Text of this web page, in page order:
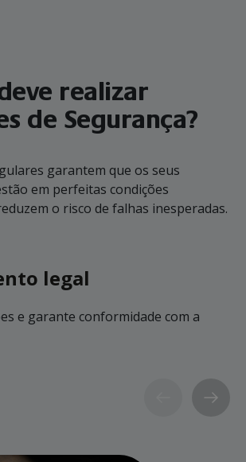
realizar
de Segurança?
garantem que os seus
em perfeitas condições
o risco de falhas inesperadas.
legal
e garante conformidade com a